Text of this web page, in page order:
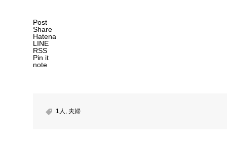
Post
Share
Hatena
LINE
RSS
Pin it
note
1人 , 夫婦